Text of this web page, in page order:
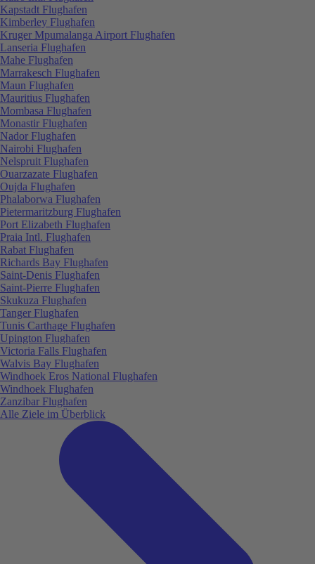
Kapstadt Flughafen
Kimberley Flughafen
Kruger Mpumalanga Airport Flughafen
Lanseria Flughafen
Mahe Flughafen
Marrakesch Flughafen
Maun Flughafen
Mauritius Flughafen
Mombasa Flughafen
Monastir Flughafen
Nador Flughafen
Nairobi Flughafen
Nelspruit Flughafen
Ouarzazate Flughafen
Oujda Flughafen
Phalaborwa Flughafen
Pietermaritzburg Flughafen
Port Elizabeth Flughafen
Praia Intl. Flughafen
Rabat Flughafen
Richards Bay Flughafen
Saint-Denis Flughafen
Saint-Pierre Flughafen
Skukuza Flughafen
Tanger Flughafen
Tunis Carthage Flughafen
Upington Flughafen
Victoria Falls Flughafen
Walvis Bay Flughafen
Windhoek Eros National Flughafen
Windhoek Flughafen
Zanzibar Flughafen
Alle Ziele im Überblick